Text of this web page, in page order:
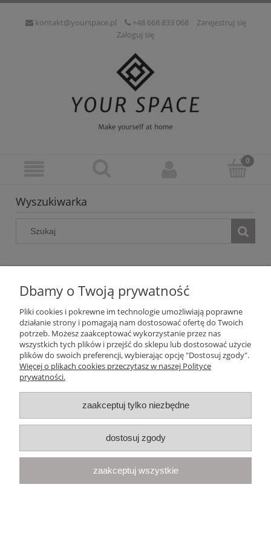
kontakt@yourspace.pl +48 668 833 068
Zarejestruj się
Zaloguj się
Wyszukiwarka
Ten produkt jest niedostępny.
Pomoc
Moje konto
Informacje
O nas
| Olimpijska 8, 86-010 Samociążek, woj. kujawsko-
pomorskie | telefon:668 833 068, e-mail:kontakt@yourspace.pl
Dbamy o Twoją prywatność
Pliki cookies i pokrewne im technologie umożliwiają poprawne
działanie strony i pomagają nam dostosować ofertę do Twoich
potrzeb. Możesz zaakceptować wykorzystanie przez nas
wszystkich tych plików i przejść do sklepu lub dostosować użycie
plików do swoich preferencji, wybierając opcję "Dostosuj zgody".
Więcej o plikach cookies przeczytasz w naszej Polityce
prywatności.
zaakceptuj tylko niezbędne
dostosuj zgody
zaakceptuj wszystkie